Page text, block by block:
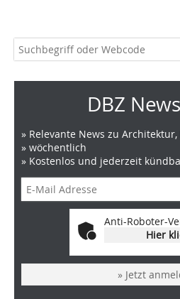
DBZ
» Relevante News zu
» wöchentlich
» Kostenlos und jederzeit
Anti-Roboter-
Hier
» Jetzt